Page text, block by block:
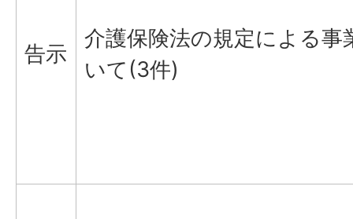
告示
介護保険法の規定による事
いて(3件)